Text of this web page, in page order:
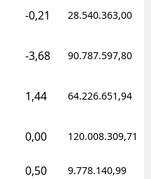
-0,21 28.540.363,00
-3,68 90.787.597,80
1,44 64.226.651,94
0,00 120.008.309,71
0,50 9.778.140,99